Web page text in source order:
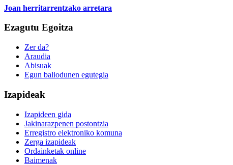
Joan herritarrentzako arretara
Ezagutu Egoitza
Zer da?
Araudia
Abisuak
Egun baliodunen egutegia
Izapideak
Izapideen gida
Jakinarazpenen postontzia
Erregistro elektroniko komuna
Zerga izapideak
Ordainketak online
Baimenak